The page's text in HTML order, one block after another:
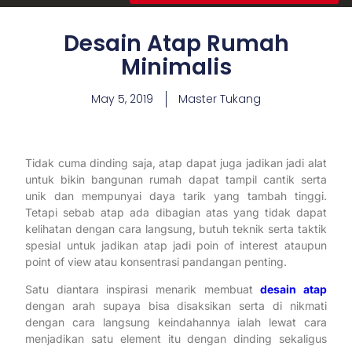
Desain Atap Rumah
Minimalis
May 5, 2019 Master Tukang
Tidak cuma dinding saja, atap dapat juga jadikan jadi alat
untuk bikin bangunan rumah dapat tampil cantik serta
unik dan mempunyai daya tarik yang tambah tinggi.
Tetapi sebab atap ada dibagian atas yang tidak dapat
kelihatan dengan cara langsung, butuh teknik serta taktik
spesial untuk jadikan atap jadi poin of interest ataupun
point of view atau konsentrasi pandangan penting.
Satu diantara inspirasi menarik membuatdesain atap
dengan arah supaya bisa disaksikan serta di nikmati
dengan cara langsung keindahannya ialah lewat cara
menjadikan satu element itu dengan dinding sekaligus